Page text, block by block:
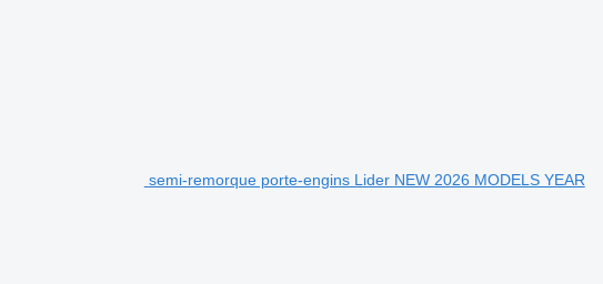
semi-remorque porte-engins Lider NEW 2026 MODELS YEAR